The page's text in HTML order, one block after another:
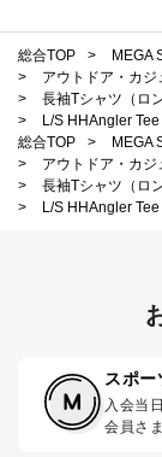
総合TOP > MEGA
>
アウトドア・カジ
>
長袖Tシャツ（ロン
>
L/S HHAngler
総合TOP
> MEGA
>
アウトドア・カジ
>
長袖Tシャツ（ロン
>
L/S HHAngler
スポ
入会当
会員さ